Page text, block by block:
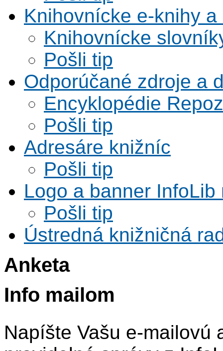
Knihovnícke e-knihy
Knihovnícke
Pošli tip
Odporúčané zdroje a
Encyklopédie
Pošli tip
Adresáre knižníc
Pošli tip
Logo a banner InfoLib
Pošli tip
Ústredná knižničná
Anketa
Info mailom
Napíšte Vašu e-mailovú